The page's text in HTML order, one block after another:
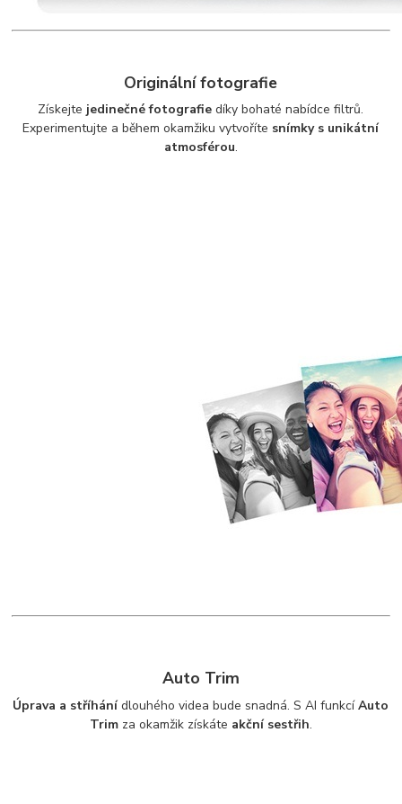
Originální fotografie
Získejte jedinečné fotografie díky bohaté nabídce filtrů.
Experimentujte a během okamžiku vytvoříte snímky s unikátní
atmosférou.
Auto Trim
Úprava a stříhánídlouhého videa bude snadná. S AI funkcíAuto
Trim za okamžik získáte akční sestřih.